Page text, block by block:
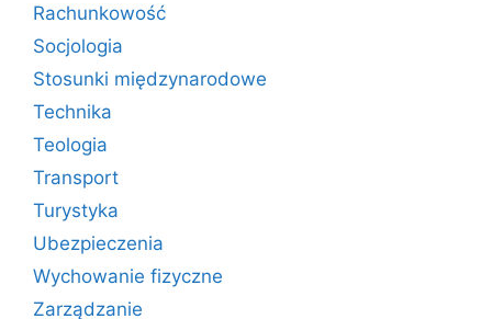
Rachunkowość
Socjologia
Stosunki międzynarodowe
Technika
Teologia
Transport
Turystyka
Ubezpieczenia
Wychowanie fizyczne
Zarządzanie